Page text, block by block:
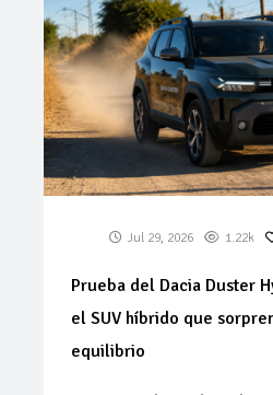
Jul 29, 2026 1.22k
Prueba del Dacia Duster
el SUV híbrido que
equilibrio